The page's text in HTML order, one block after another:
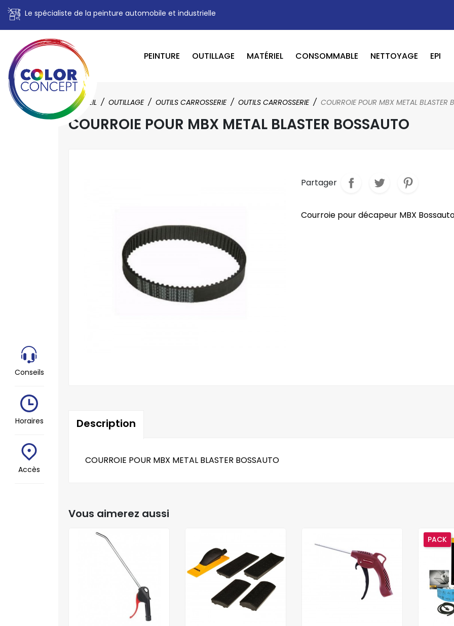
Le spécialiste de la peinture automobile et industrielle
PEINTURE OUTILLAGE MATÉRIEL CONSOMMABLE NETTOYAGE EPI
ACCUEIL OUTILLAGE OUTILS CARROSSERIE OUTILS CARROSSERIE COURROIE POUR MBX METAL BLASTER
COURROIE POUR MBX METAL BLASTER BOSSAUTO
Partager
Courroie pour décapeur MBX
Description
COURROIE POUR MBX METAL BLASTER BOSSAUTO
Vous aimerez aussi
PACK
Conseils
Horaires
Accès